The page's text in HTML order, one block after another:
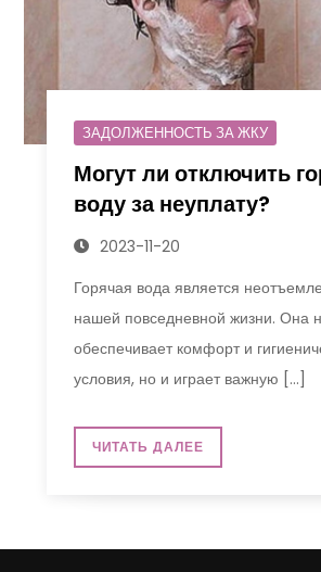
ЗАДОЛЖЕННОСТЬ ЗА ЖКУ
Могут ли отключить
воду за неуплату?
2023-11-20
Горячая вода является
нашей повседневной жизни. Она
обеспечивает комфорт и
условия, но и играет важную […]
ЧИТАТЬ ДАЛЕЕ